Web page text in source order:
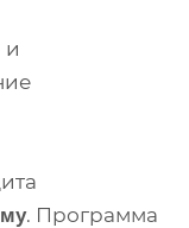
и
. Программа